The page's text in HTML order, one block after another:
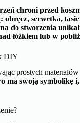
chroni przed
obręcz, serwetka,
do stworzenia
łóżkiem lub w
DIY
prostych
swoją symbolikę